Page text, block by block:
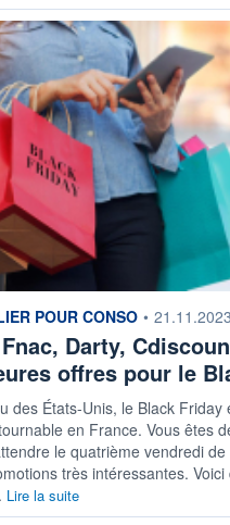
par
POUR CONSO • 21.11.2023
Darty,
offres pour le
des États-Unis, le Black Friday
en France. Vous êtes
le quatrième vendredi
très intéressantes.
Lire la suite